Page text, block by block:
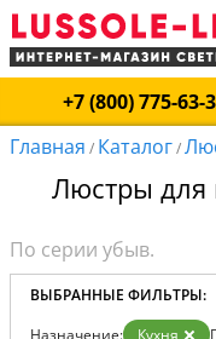
+7 (800) 775-63-
Главная / Каталог/
Люстры для
ВЫБРАННЫЕ ФИЛЬТРЫ:
Назначение: Кухня